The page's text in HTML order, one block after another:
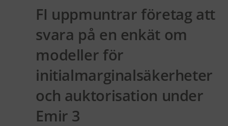
FI uppmuntrar företag att
svara på en enkät om
modeller för
initialmarginalsäkerheter
och auktorisation under
Emir 3